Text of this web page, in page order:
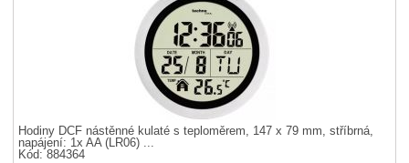
Hodiny DCF nástěnné kulaté s teploměrem, 147 x 79 mm, stříbrná,
napájení: 1x AA (LR06) ...
Kód: 884364